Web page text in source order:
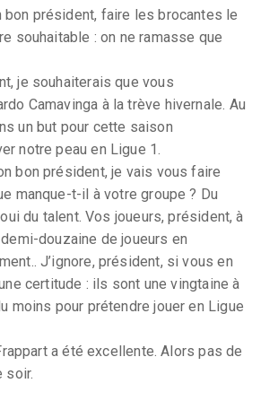
bon président, faire les brocantes le
souhaitable : on ne ramasse que
je souhaiterais que vous
Camavinga à la trève hivernale. Au
un but pour cette saison
notre peau en Ligue 1.
bon président, je vais vous faire
manque-t-il à votre groupe ? Du
du talent. Vos joueurs, président, à
demi-douzaine de joueurs en
J’ignore, président, si vous en
certitude : ils sont une vingtaine à
moins pour prétendre jouer en Ligue
a été excellente. Alors pas de
soir.